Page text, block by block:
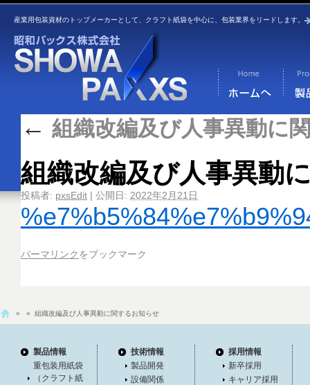
産業用包装資材のトップメーカーとして、クラフト紙袋を中心に、包装業界をリードします。
← 組織改編及び人事異動に
組織改編及び人事異動
投稿者: pxsEdit | 公開日: 2022年2月21日
パーマリンク をブックマーク
» » 組織改編及び人事異動に関するお知らせ
製品情報
重包装用紙袋
（クラフト紙
技術情報
製品開発
設備関係
採用情報
新卒採用
キャリア採用